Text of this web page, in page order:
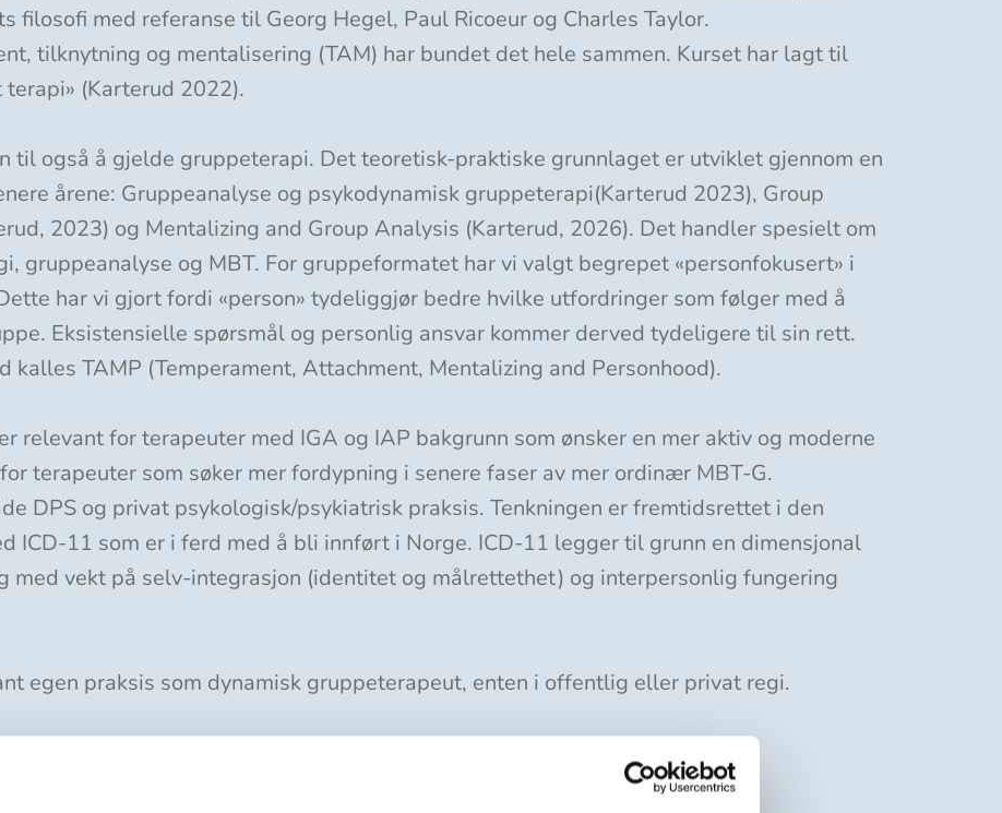
filosofi med referanse til Georg Hegel, Paul Ricoeur og Charles Taylor.
tilknytning og mentalisering (TAM) har bundet det hele sammen. Kurset har lagt til
(Karterud 2022).
til også å gjelde gruppeterapi. Det teoretisk-praktiske grunnlaget er utviklet gjennom en
årene: Gruppeanalyse og psykodynamisk gruppeterapi(Karterud 2023), Group
2023) og Mentalizing and Group Analysis (Karterud, 2026). Det handler spesielt om
gruppeanalyse og MBT. For gruppeformatet har vi valgt begrepet «personfokusert» i
har vi gjort fordi «person» tydeliggjør bedre hvilke utfordringer som følger med å
Eksistensielle spørsmål og personlig ansvar kommer derved tydeligere til sin rett.
TAMP (Temperament, Attachment, Mentalizing and Personhood).
relevant for terapeuter med IGA og IAP bakgrunn som ønsker en mer aktiv og moderne
terapeuter som søker mer fordypning i senere faser av mer ordinær MBT-G.
DPS og privat psykologisk/psykiatrisk praksis. Tenkningen er fremtidsrettet i den
ICD-11 som er i ferd med å bli innført i Norge. ICD-11 legger til grunn en dimensjonal
med vekt på selv-integrasjon (identitet og målrettethet) og interpersonlig fungering
egen praksis som dynamisk gruppeterapeut, enten i offentlig eller privat regi.